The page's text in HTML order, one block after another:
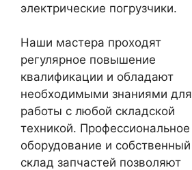
электрические погрузчики.
Наши мастера проходят
регулярное повышение
квалификации и обладают
необходимыми знаниями для
работы с любой складской
техникой. Профессиональное
оборудование и собственный
склад запчастей позволяют